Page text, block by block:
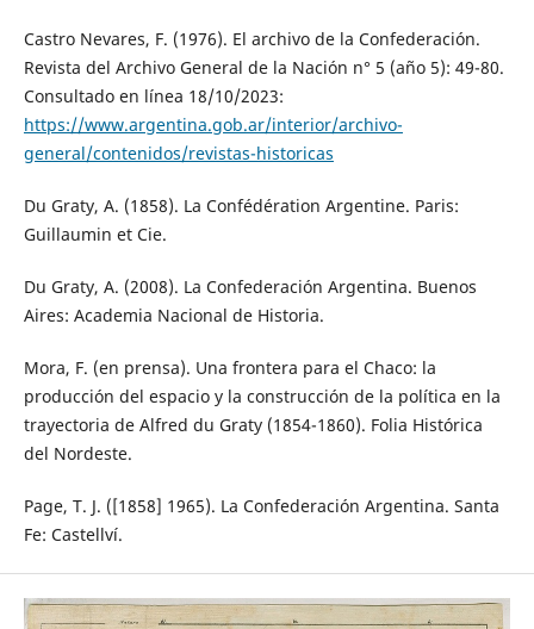
Castro Nevares, F. (1976). El archivo de la Confederación.
Revista del Archivo General de la Nación n° 5 (año 5): 49-80.
Consultado en línea 18/10/2023:
https://www.argentina.gob.ar/interior/archivo-
general/contenidos/revistas-historicas
Du Graty, A. (1858). La Confédération Argentine. Paris:
Guillaumin et Cie.
Du Graty, A. (2008). La Confederación Argentina. Buenos
Aires: Academia Nacional de Historia.
Mora, F. (en prensa). Una frontera para el Chaco: la
producción del espacio y la construcción de la política en la
trayectoria de Alfred du Graty (1854-1860). Folia Histórica
del Nordeste.
Page, T. J. ([1858] 1965). La Confederación Argentina. Santa
Fe: Castellví.